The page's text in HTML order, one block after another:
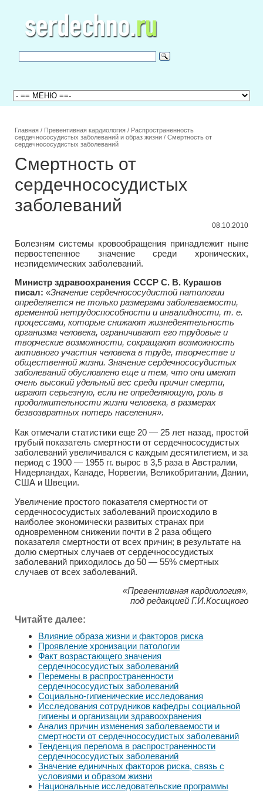
Главная / Превентивная кардиология / Распространенность
сердечнососудистых заболеваний и образ жизни / Смертность от
сердечнососудистых заболеваний
Смертность от
сердечнососудистых
заболеваний
08.10.2010
Болезням системы кровообращения принадлежит ныне
первостепенное значение среди хронических,
неэпидемических заболеваний.
Министр здравоохранения СССР С. В. Курашов
писал: «Значение сердечнососудистой патологии
определяется не только размерами заболеваемости,
временной нетрудоспособности и инвалидности, т. е.
процессами, которые снижают жизнедеятельность
организма человека, ограничивают его трудовые и
творческие возможности, сокращают возможность
активного участия человека в труде, творчестве и
общественной жизни. Значение сердечнососудистых
заболеваний обусловлено еще и тем, что они имеют
очень высокий удельный вес среди причин смерти,
играют серьезную, если не определяющую, роль в
продолжительности жизни человека, в размерах
безвозвратных потерь населения».
Как отмечали статистики еще 20 — 25 лет назад, простой
грубый показатель смертности от сердечнососудистых
заболеваний увеличивался с каждым десятилетием, и за
период с 1900 — 1955 гг. вырос в 3,5 раза в Австралии,
Нидерландах, Канаде, Норвегии, Великобритании, Дании,
США и Швеции.
Увеличение простого показателя смертности от
сердечнососудистых заболеваний происходило в
наиболее экономически развитых странах при
одновременном снижении почти в 2 раза общего
показателя смертности от всех причин; в результате на
долю смертных случаев от сердечнососудистых
заболеваний приходилось до 50 — 55% смертных
случаев от всех заболеваний.
«Превентивная кардиология»,
под редакцией Г.И.Косицкого
Читайте далее:
Влияние образа жизни и факторов риска
Проявление хронизации патологии
Факт возрастающего значения
сердечнососудистых заболеваний
Перемены в распространенности
сердечнососудистых заболеваний
Социально-гигиенические исследования
Исследования сотрудников кафедры социальной
гигиены и организации здравоохранения
Анализ причин изменения заболеваемости и
смертности от сердечнососудистых заболеваний
Тенденция перелома в распространенности
сердечнососудистых заболеваний
Значение единичных факторов риска, связь с
условиями и образом жизни
Национальные исследовательские программы